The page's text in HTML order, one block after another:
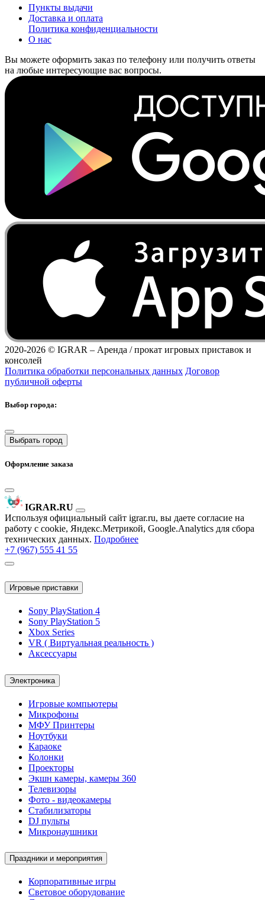
Пункты выдачи
Доставка и оплата
Политика конфиденциальности
О нас
Вы можете оформить заказ по телефону или получить ответы
на любые интересующие вас вопросы.
2020-2026 © IGRAR – Аренда / прокат игровых приставок и
консолей
Политика обработки персональных данных Договор
публичной оферты
Выбор города:
Выбрать город
Оформление заказа
IGRAR.RU
Используя официальный сайт igrar.ru, вы даете согласие на
работу с cookie, Яндекс.Метрикой, Google.Analytics для сбора
технических данных. Подробнее
+7 (967) 555 41 55
Игровые приставки
Sony PlayStation 4
Sony PlayStation 5
Xbox Series
VR ( Виртуальная реальность )
Аксессуары
Электроника
Игровые компьютеры
Микрофоны
МФУ Принтеры
Ноутбуки
Караоке
Колонки
Проекторы
Экшн камеры, камеры 360
Телевизоры
Фото - видеокамеры
Стабилизаторы
DJ пульты
Микронаушники
Праздники и мероприятия
Корпоративные игры
Световое оборудование